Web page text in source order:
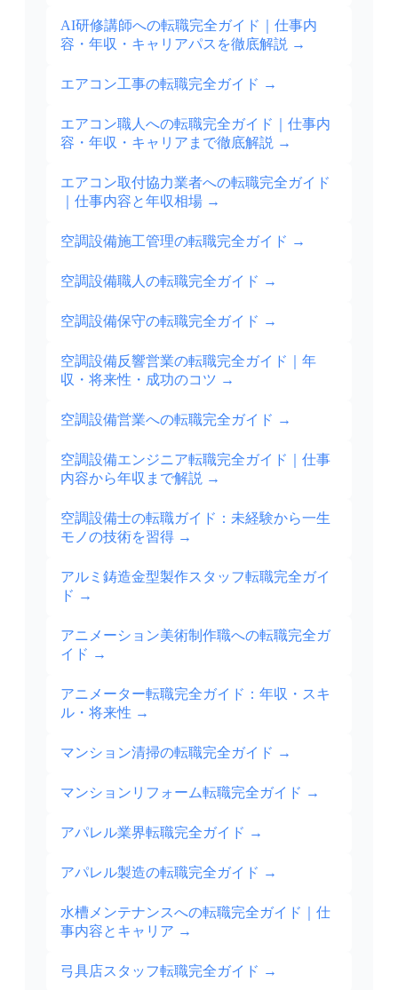
AI研修講師への転職完全ガイド｜仕事内
容・年収・キャリアパスを徹底解説 →
エアコン工事の転職完全ガイド →
エアコン職人への転職完全ガイド｜仕事内
容・年収・キャリアまで徹底解説 →
エアコン取付協力業者への転職完全ガイド
｜仕事内容と年収相場 →
空調設備施工管理の転職完全ガイド →
空調設備職人の転職完全ガイド →
空調設備保守の転職完全ガイド →
空調設備反響営業の転職完全ガイド｜年
収・将来性・成功のコツ →
空調設備営業への転職完全ガイド →
空調設備エンジニア転職完全ガイド｜仕事
内容から年収まで解説 →
空調設備士の転職ガイド：未経験から一生
モノの技術を習得 →
アルミ鋳造金型製作スタッフ転職完全ガイ
ド →
アニメーション美術制作職への転職完全ガ
イド →
アニメーター転職完全ガイド：年収・スキ
ル・将来性 →
マンション清掃の転職完全ガイド →
マンションリフォーム転職完全ガイド →
アパレル業界転職完全ガイド →
アパレル製造の転職完全ガイド →
水槽メンテナンスへの転職完全ガイド｜仕
事内容とキャリア →
弓具店スタッフ転職完全ガイド →